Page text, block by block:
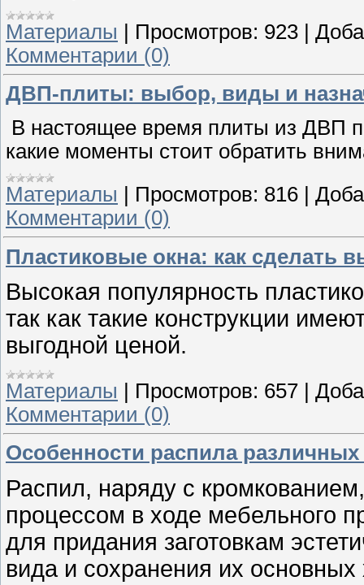
Материалы | Просмотров: 923 |
Комментарии (0)
ДВП-плиты: выбор, виды и
В настоящее время плиты из ДВП
какие моменты стоит обратить
Материалы
Просмотров: 816
Комментарии (0)
Пластиковые окна: как сделать
Высокая популярность
так как такие конструкции
выгодной ценой.
Материалы Просмотров: 657
Комментарии (0)
Особенности распила
Распил, наряду с
процессом в ходе мебельного
для придания заготовкам
вида и сохранения их